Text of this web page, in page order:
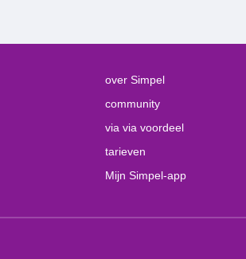
over Simpel
community
via via voordeel
tarieven
Mijn Simpel-app